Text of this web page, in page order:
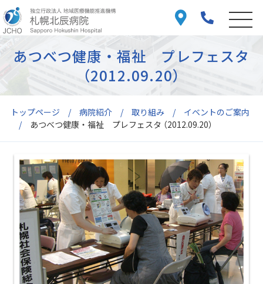
トップページ 病院紹介 取り組み
イベントのご案内
あつべつ健康・福祉 プレフェスタ （2012.09.20）
あつべつ健康・福祉 プレフェスタ
（2012.09.20）